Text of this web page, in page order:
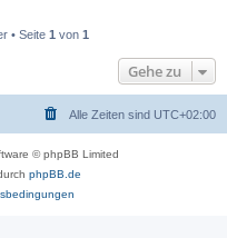
• Seite 1 von 1
Gehe zu
Alle Zeiten sind UTC+02:00
© phpBB Limited
phpBB.de